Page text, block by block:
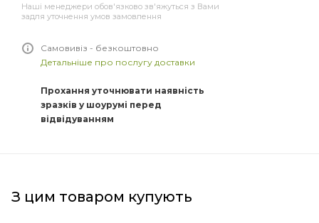
+10%
Наші менеджери обов'язково зв'яжуться з Вами
задля уточнення умов замовлення
Самовивіз - безкоштовно
Детальніше про послугу доставки
Прохання уточнювати наявність
зразків у шоурумі перед
відвідуванням
З цим товаром купують